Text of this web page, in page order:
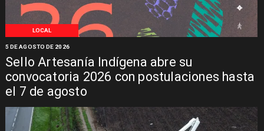
LOCAL
Sello Artesanía Indígena abre su
convocatoria 2026 con postulaciones hasta
el 7 de agosto
5 DE AGOSTO DE 2026